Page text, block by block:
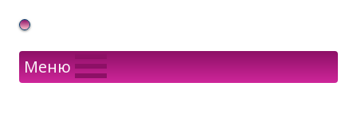
Gif Открытки в подарок
Меню